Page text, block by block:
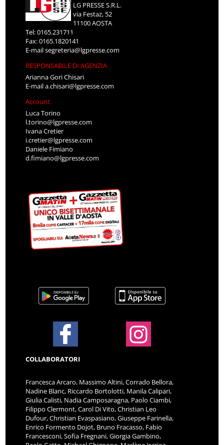
LG PRESSE S.R.L.
via Festaz, 52
11100 AOSTA
Tel: 0165.231711
Fax: 0165.1820141
E-mailsegreteria@lgpresse.com
RESPONSABILE DI AGENZIA
Arianna Gori Chisari
E-maila.chisari@lgpresse.com
Account
Luca Torino
l.torino@lgpresse.com
Ivana Cretier
i.cretier@lgpresse.com
Daniele Fimiano
d.fimiano@lgpresse.com
COLLABORATORI
Francesca Arcaro, Massimo Altini, Corrado Bellora,
Nadine Blanc, Riccardo Bortolotti, Manila Calipari,
Giulia Calisti, Nadia Camposaragna, Paolo Ciambi,
Filippo Clermont, Carol Di Vito, Christian Leo
Dufour, Christian Evaspasiano, Giuseppe Farinella,
Enrico Formento Dojot, Bruno Fracasso, Fabio
Francesconi, Sofia Fregnani, Giorgia Gambino,